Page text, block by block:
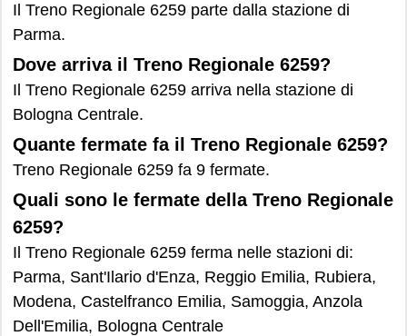
Il Treno Regionale 6259 parte dalla stazione di
Parma.
Dove arriva il Treno Regionale 6259?
Il Treno Regionale 6259 arriva nella stazione di
Bologna Centrale.
Quante fermate fa il Treno Regionale 6259?
Treno Regionale 6259 fa 9 fermate.
Quali sono le fermate della Treno Regionale
6259?
Il Treno Regionale 6259 ferma nelle stazioni di:
Parma, Sant'Ilario d'Enza, Reggio Emilia, Rubiera,
Modena, Castelfranco Emilia, Samoggia, Anzola
Dell'Emilia, Bologna Centrale